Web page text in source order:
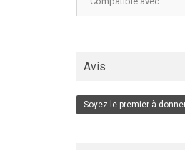
Avis
Soyez le premier à